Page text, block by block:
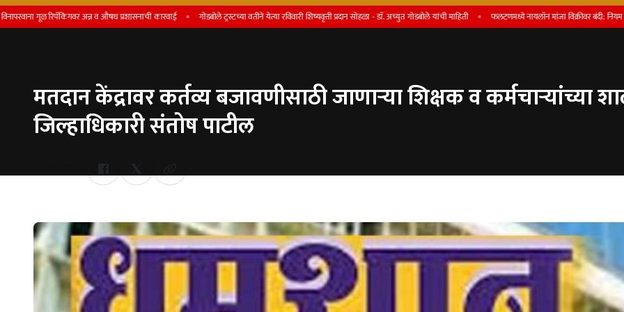
अन्न व औषध प्रशासनाची कारवाई गोडबोले ट्रस्टच्या वतीने येत्या रविवारी शिष्यवृत्ती प्रदान सोहळा - डाॅ. अच्युत गोडबोले यांची माहिती फलटणमध्ये नायलॉन मांजा विक्रीवर बंदी; नियम मोडल्यास
मतदान केंद्रावर कर्तव्य बजावणीसाठी जाणाऱ्या शिक्षक व कर्मचाऱ्यांच्या
जिल्हाधिकारी संतोष पाटील